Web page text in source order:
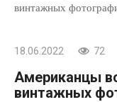
винтажных
18.06.2022 72
Американцы
винтажных